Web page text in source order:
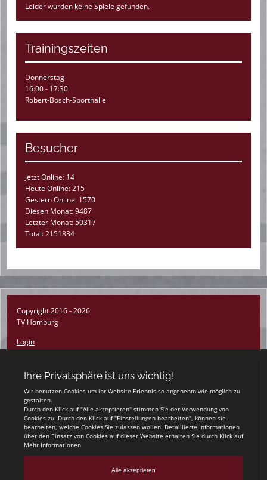
Leider wurden keine Spiele gefunden.
Trainingszeiten
Donnerstag
16:00 - 17:30
Robert-Bosch-Sporthalle
Besucher
Jetzt Online: 14
Heute Online: 215
Gestern Online: 1570
Diesen Monat: 9487
Letzter Monat: 50317
Total: 2151834
Copyright 2016 - 2026
TV Homburg
Login
Impressum
Datenschutzerklärung
Teamsports 2
Dein Sportverein online